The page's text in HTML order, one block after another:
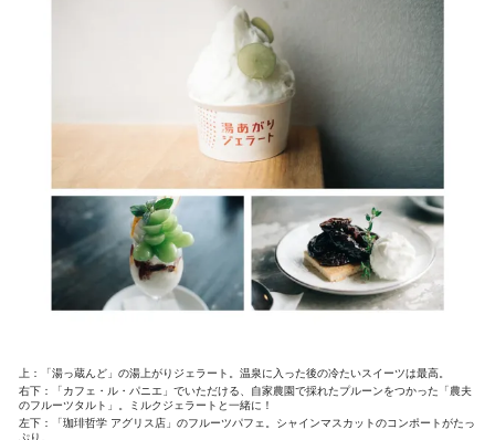
上：「湯っ蔵んど」の湯上がりジェラート。温泉に入った後の冷たいスイーツは最高。
右下：「カフェ・ル・パニエ」でいただける、自家農園で採れたプルーンをつかった「農夫
のフルーツタルト」。ミルクジェラートと一緒に！
左下：「珈琲哲学 アグリス店」のフルーツパフェ。シャインマスカットのコンポートがたっ
ぷり。